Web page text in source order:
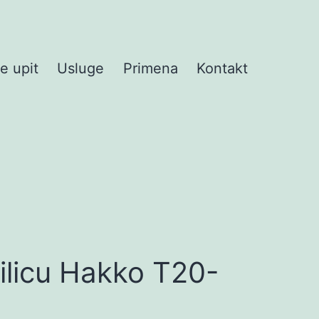
upit Usluge Primena Kontakt
Hakko T20-